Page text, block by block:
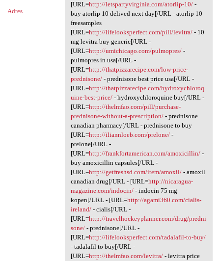
Adres
[URL=http://letspartyvirginia.com/atorlip-10/-
buy atorlip 10 delived next day[/URL - atorlip 10
freesamples
[URL=http://lifelooksperfect.com/pill/levitra/- 10
mg levitra buy generic[/URL -
[URL=http://umichicago.com/pulmopres/-
pulmopres in usa[/URL -
[URL=http://thatpizzarecipe.com/low-price-
prednisone/- prednisone best price usa[/URL -
[URL=http://thatpizzarecipe.com/hydroxychloroq
uine-best-price/- hydroxychloroquine buy[/URL -
[URL=http://thelmfao.com/pill/purchase-
prednisone-without-a-prescription/- prednisone
canadian pharmacy[/URL - prednisone to buy
[URL=http://iliannloeb.com/prelone/-
prelone[/URL -
[URL=http://frankfortamerican.com/amoxicillin/-
buy amoxicillin capsules[/URL -
[URL=http://getfreshsd.com/item/amoxil/- amoxil
canadian drug[/URL - [URL=http://nicaragua-
magazine.com/indocin/- indocin 75 mg
kopen[/URL - [URL=http://agami360.com/cialis-
ireland/- cialis[/URL -
[URL=http://travelhockeyplanner.com/drug/predni
sone/- prednisone[/URL -
[URL=http://lifelooksperfect.com/tadalafil-to-buy/
- tadalafil to buy[/URL -
[URL=http://thelmfao.com/levitra/- levitra price